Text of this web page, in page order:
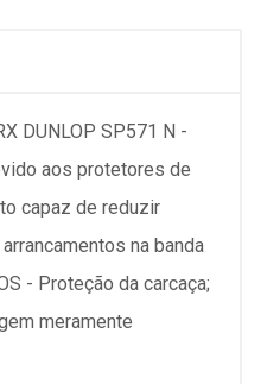
DUNLOP SP571 N -
aos protetores de
capaz de reduzir
na banda
- Proteção da carcaça;
meramente